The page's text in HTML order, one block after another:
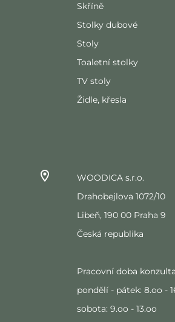
Skříně
Stolky dubové
Stoly
Toaletní stolky
TV stoly
Židle, křesla
WOODICA s.r.o.
Drahobejlova 1072/10
Libeň, 190 00 Praha 9
Česká republika
Pracovní doba
pondělí - pátek: 8.oo -
sobota: 9.oo - 13.oo